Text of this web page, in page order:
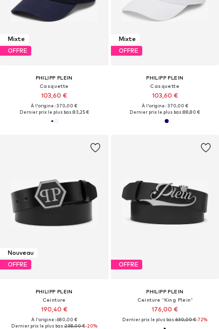
Mixte
OFFRE
PHILIPP PLEIN
Casquette
103,60 €
À l'origine : 370,00 €
Dernier prix le plus bas :83,25 €
Mixte
OFFRE
PHILIPP PLEIN
Casquette
103,60 €
À l'origine : 370,00 €
Dernier prix le plus bas :88,80 €
Nouveau
OFFRE
PHILIPP PLEIN
Ceinture
190,40 €
À l'origine : 680,00 €
Dernier prix le plus bas :238,00 €-20%
OFFRE
PHILIPP PLEIN
Ceinture 'King Plein'
176,00 €
Dernier prix le plus bas :630,00 €-72%